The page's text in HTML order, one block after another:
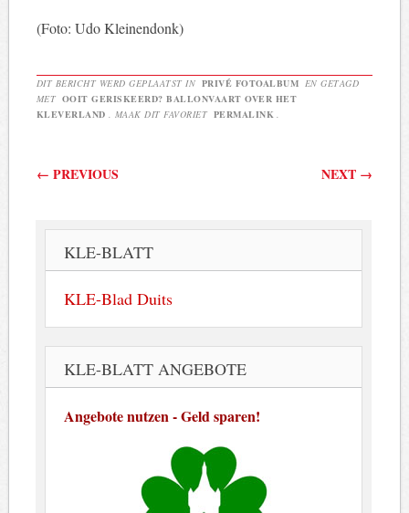
(Foto: Udo Kleinendonk)
DIT BERICHT WERD GEPLAATST IN PRIVÉ FOTOALBUM EN GETAGD
MET OOIT GERISKEERD? BALLONVAART OVER HET
KLEVERLAND . MAAK DIT FAVORIET PERMALINK .
Berichtnavigatie
← PREVIOUS NEXT →
KLE-BLATT
KLE-Blad Duits
KLE-BLATT ANGEBOTE
Angebote nutzen - Geld sparen!